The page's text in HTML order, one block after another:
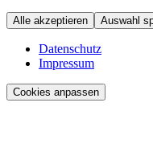
Alle akzeptieren Auswahl
Datenschutz
Impressum
Cookies anpassen